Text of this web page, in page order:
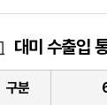
대미 수출입
구분